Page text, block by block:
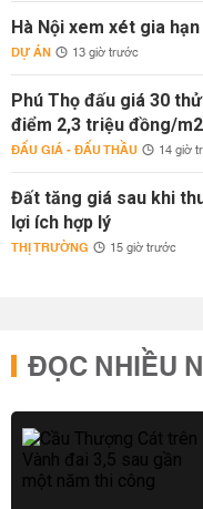
Hà Nội xem xét gia
DỰ ÁN 13 giờ trước
Phú Thọ đấu giá 30
điểm 2,3 triệu đồng/m2
ĐẤU GIÁ - ĐẤU THẦU 14 giờ
Đất tăng giá sau khi
lợi ích hợp lý
THỊ TRƯỜNG 15 giờ trước
ĐỌC NHIỀU